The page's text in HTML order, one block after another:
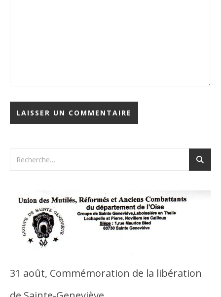
31 août, Commémoration de la libération